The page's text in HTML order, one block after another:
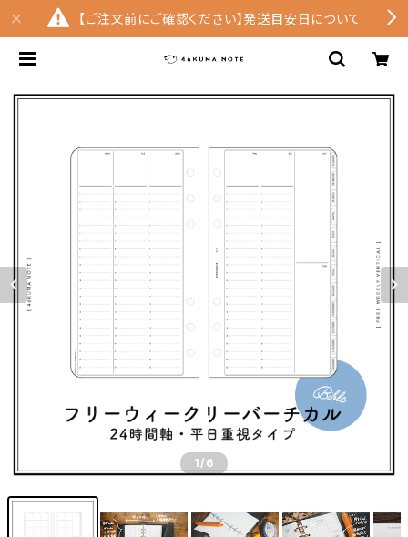
【ご注文前にご確認ください】発送目安日について
1 /6